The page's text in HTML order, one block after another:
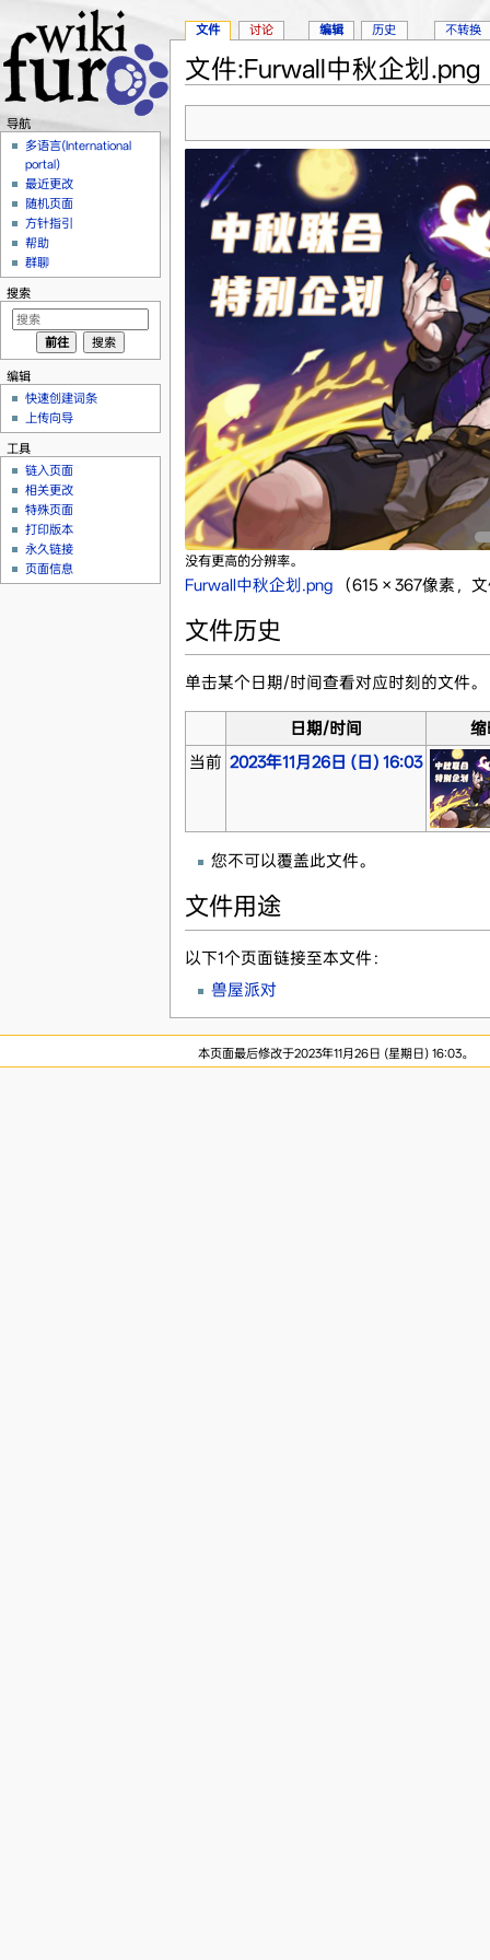
文件:Furwall中秋企划.png
没有更高的分辨率。
Furwall中秋企划.png‎ （615 × 367像素，
文件历史
单击某个日期/时间查看对应时刻的文件。
日期/时间
当前 2023年11月26日 (日) 16:03
您不可以覆盖此文件。
文件用途
以下1个页面链接至本文件：
兽屋派对
文件 讨论 编辑 历史 不转换
导航
多语言(International
portal)
最近更改
随机页面
方针指引
帮助
群聊
搜索
编辑
快速创建词条
上传向导
工具
链入页面
相关更改
特殊页面
打印版本
永久链接
页面信息
本页面最后修改于2023年11月26日 (星期日) 16:03。